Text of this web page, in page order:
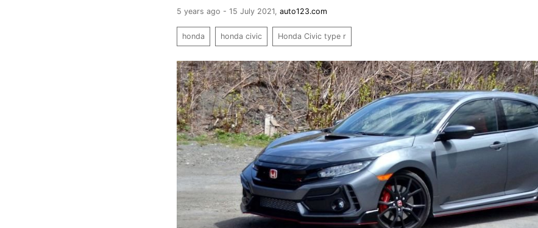
5 years ago - 15 July 2021 ,auto123.com
honda honda civic Honda Civic type r